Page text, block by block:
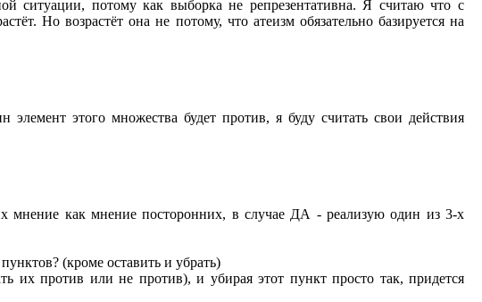
ситуации, потому как выборка не репрезентативна. Я считаю что с
Но возрастёт она не потому, что атеизм обязательно базируется на
этого множества будет против, я буду считать свои действия
мнение как мнение посторонних, в случае ДА - реализую один из 3-х
(кроме оставить и убрать)
их против или не против), и убирая этот пункт просто так, придется